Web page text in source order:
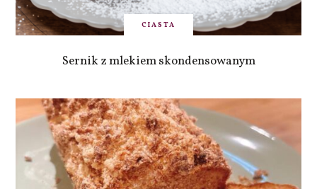
CIASTA
Sernik z mlekiem skondensowanym